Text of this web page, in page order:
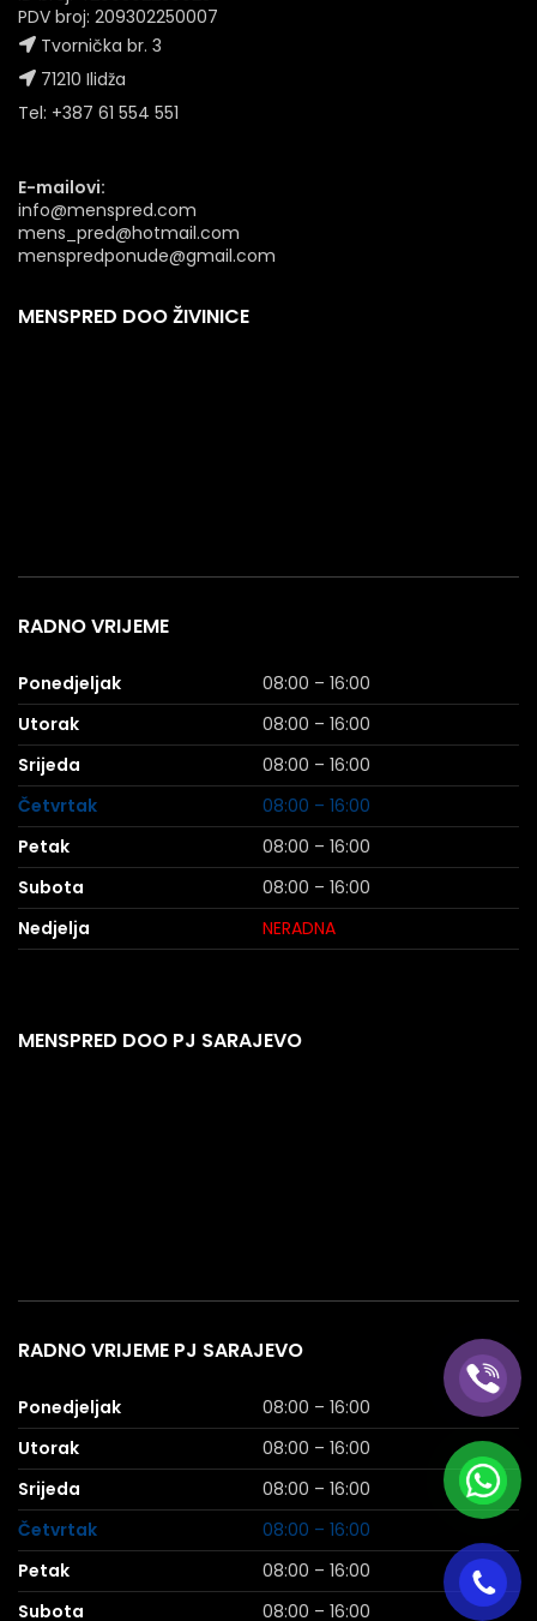
PDV broj: 209302250007
Tvornička br. 3
71210 Ilidža
Tel: +387 61 554 551
E-mailovi:
info@menspred.com
mens_pred@hotmail.com
menspredponude@gmail.com
MENSPRED DOO ŽIVINICE
RADNO VRIJEME
Ponedjeljak
08:00 – 16:00
Utorak
08:00 – 16:00
Srijeda
08:00 – 16:00
Četvrtak
08:00 – 16:00
Petak
08:00 – 16:00
Subota
08:00 – 16:00
Nedjelja
NERADNA
MENSPRED DOO PJ SARAJEVO
RADNO VRIJEME PJ SARAJEVO
Ponedjeljak
08:00 – 16:00
Utorak
08:00 – 16:00
Srijeda
08:00 – 16:00
Četvrtak
08:00 – 16:00
Petak
08:00 – 16:00
Subota
08:00 – 16:00